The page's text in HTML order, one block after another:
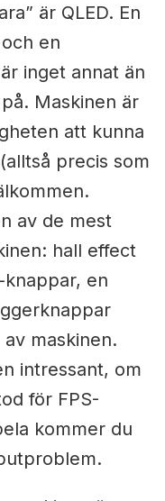
är QLED. En
en
inget annat än
Maskinen är
att kunna
precis som
av de mest
hall effect
en
maskinen.
intressant, om
för FPS-
kommer du